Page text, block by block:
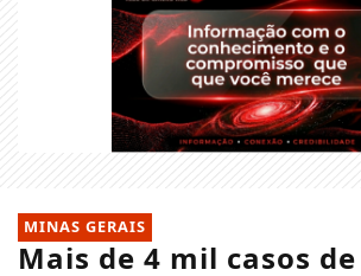
MINAS GERAIS
Mais de 4 mil casos